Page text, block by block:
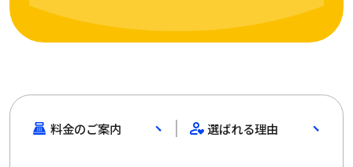
料金のご案内 選ばれる理由